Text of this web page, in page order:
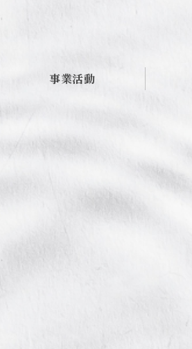
事業活動